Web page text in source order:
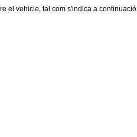
el vehicle, tal com s'indica a continuació